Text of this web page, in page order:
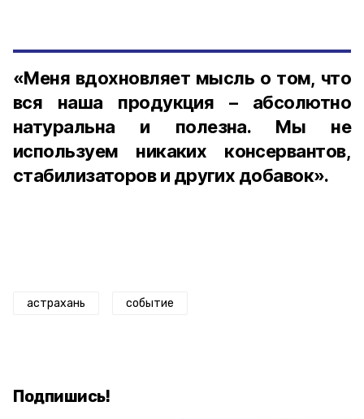
«Меня вдохновляет мысль о том, что
вся наша продукция – абсолютно
натуральна и полезна. Мы не
используем никаких консервантов,
стабилизаторов и других добавок».
астрахань событие
Подпишись!